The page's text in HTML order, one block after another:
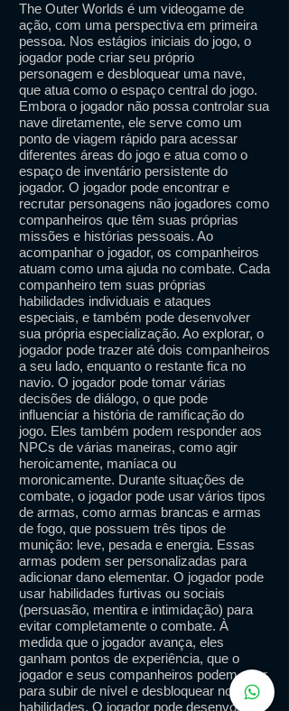
The Outer Worlds é um videogame de
ação, com uma perspectiva em primeira
pessoa. Nos estágios iniciais do jogo, o
jogador pode criar seu próprio
personagem e desbloquear uma nave,
que atua como o espaço central do jogo.
Embora o jogador não possa controlar sua
nave diretamente, ele serve como um
ponto de viagem rápido para acessar
diferentes áreas do jogo e atua como o
espaço de inventário persistente do
jogador. O jogador pode encontrar e
recrutar personagens não jogadores como
companheiros que têm suas próprias
missões e histórias pessoais. Ao
acompanhar o jogador, os companheiros
atuam como uma ajuda no combate. Cada
companheiro tem suas próprias
habilidades individuais e ataques
especiais, e também pode desenvolver
sua própria especialização. Ao explorar, o
jogador pode trazer até dois companheiros
a seu lado, enquanto o restante fica no
navio. O jogador pode tomar várias
decisões de diálogo, o que pode
influenciar a história de ramificação do
jogo. Eles também podem responder aos
NPCs de várias maneiras, como agir
heroicamente, maníaca ou
moronicamente. Durante situações de
combate, o jogador pode usar vários tipos
de armas, como armas brancas e armas
de fogo, que possuem três tipos de
munição: leve, pesada e energia. Essas
armas podem ser personalizadas para
adicionar dano elementar. O jogador pode
usar habilidades furtivas ou sociais
(persuasão, mentira e intimidação) para
evitar completamente o combate. À
medida que o jogador avança, eles
ganham pontos de experiência, que o
jogador e seus companheiros podem usar
para subir de nível e desbloquear novas
habilidades. O jogador pode desenvolver